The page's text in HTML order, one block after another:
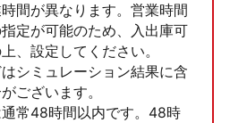
間が異なります。営業時間
定が可能のため、入出庫可
、設定してください。
シミュレーション結果に含
ございます。
常48時間以内です。48時